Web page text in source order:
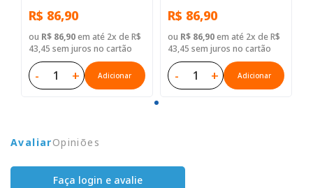
R$ 86,90
ou R$ 86,90em até 2x de R$
43,45 sem juros no cartão
- + Adicionar
R$ 86,90
ou R$ 86,90em até 2x de R$
43,45 sem juros no cartão
- + Adicionar
AvaliarOpiniões
Faça login e avalie